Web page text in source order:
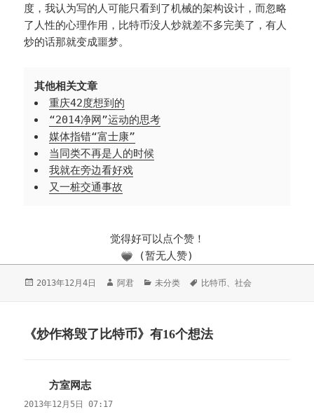
度，我认为写的人可能只看到了机械的架构设计，而忽略
了人性的心理作用，比特币没人炒就差不多完美了，有人
炒的话那就变成噩梦。
其他相关文章
重庆42度想到的
“2014净网”运动的思考
媒体指错“富士康”
当同类不再是人的时候
我就在旁边看好戏
又一桩交通事故
觉得好可以点个赞！
(暂无人赞)
发
2013年12月4日
作
阿君
分
未分类
标
比特币、社会
《炒作将毁了比特币》有16个想法
方室网志说
道：
2013年12月5日 07:17